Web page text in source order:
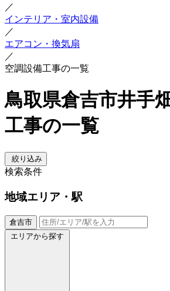
／
インテリア・室内設備
／
エアコン・換気扇
／
空調設備工事の一覧
鳥取県倉吉市井手
工事の一覧
絞り込み
検索条件
地域エリア・駅
倉吉市
エリアから探す